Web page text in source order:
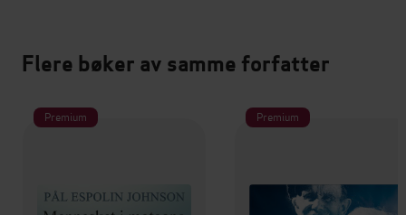
Flere bøker av samme forfatter
Premium Premium